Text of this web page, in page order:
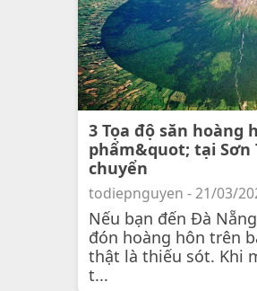
3 Tọa độ săn hoàng
phẩm&quot; tại Sơn
chuyển
todiepnguyen - 21/03/
Nếu bạn đến Đà
đón hoàng hôn trên
thật là thiếu sót. Khi
t...